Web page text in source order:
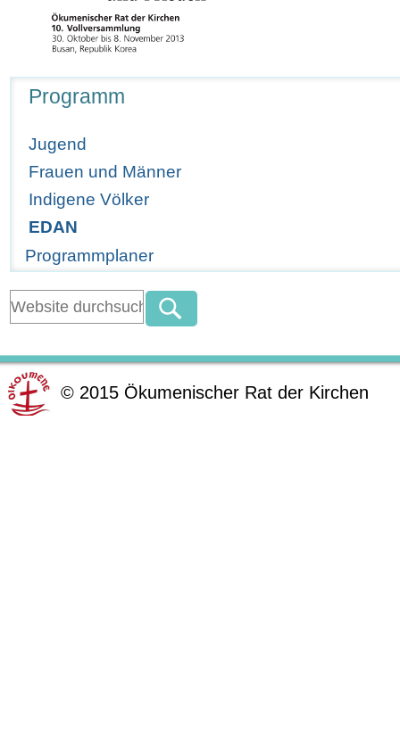
Programm
Jugend
Frauen und Männer
Indigene Völker
EDAN
Programmplaner
© 2015 Ökumenischer Rat der Kirchen